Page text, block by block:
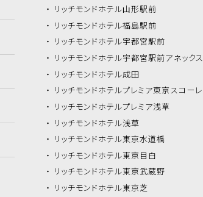
リッチモンドホテル山形駅前
リッチモンドホテル福島駅前
リッチモンドホテル宇都宮駅前
リッチモンドホテル宇都宮駅前アネックス
リッチモンドホテル成田
リッチモンドホテルプレミア東京スコーレ
リッチモンドホテルプレミア浅草
リッチモンドホテル浅草
リッチモンドホテル東京水道橋
リッチモンドホテル東京目白
リッチモンドホテル東京武蔵野
リッチモンドホテル東京芝